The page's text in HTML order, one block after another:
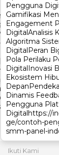
Pengguna
Gamifikasi
Engagement
DigitalAnalisis
Algoritma
DigitalPeran
Pola Perilaku
DigitalInovasi
Ekosistem
Depan
Dinamis
Pengguna
Digitalhttps://
ge/contoh-
smm-panel-
Pengguna
Gamifikasi
Engagement
DigitalAnalisis
Algoritma
DigitalPeran
Pola Perilaku
DigitalInovasi
Ekosistem
Depan
Dinamis
Pengguna
Digitalhttps://
ge/contoh-
smm-panel-
ini
ATR/BPN,
Kepala
dan
dari
Tinggi
(Kanwil)
Kota,
(PUTRI)
Ikuti Kami